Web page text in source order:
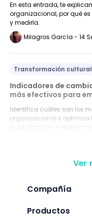
En esta entrada, te
organizacional, por qué
y medirla.
Milagros García - 14
Transformación cultural
Indicadores de
más efectivos para
Identifica cuáles son los
organizacional y
para alcanzar el máximo
Ver
Compañía
Productos